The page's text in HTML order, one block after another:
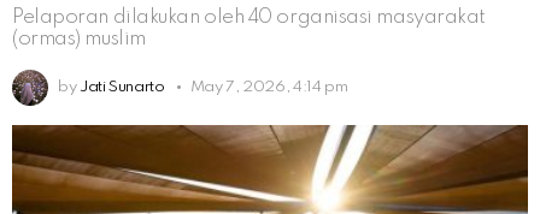
Pelaporan dilakukan oleh 40 organisasi masyarakat
(ormas) muslim
by Jati Sunarto May 7, 2026, 4:14 pm